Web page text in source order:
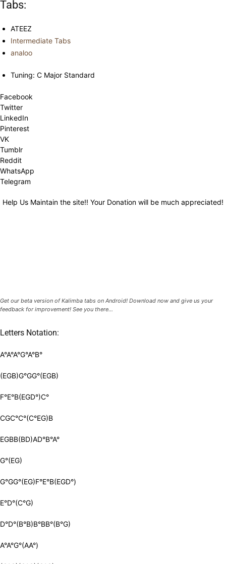
Tabs:
ATEEZ
Intermediate Tabs
analoo
Tuning: C Major Standard
Facebook
Twitter
LinkedIn
Pinterest
VK
Tumblr
Reddit
WhatsApp
Telegram
Help Us Maintain the site!! Your Donation will be much appreciated!
Get our beta version of Kalimba tabs on Android! Download now and give us your
feedback for improvement! See you there...
Letters Notation:
A°A°A°G°A°B°
(EGB)G°GG°(EGB)
F°E°B(EGD°)C°
CGC°C°(C°EG)B
EGBB(BD)AD°B°A°
G°(EG)
G°GG°(EG)F°E°B(EGD°)
E°D°(C°G)
D°D°(B°B)B°BB°(B°G)
A°A°G°(AA°)